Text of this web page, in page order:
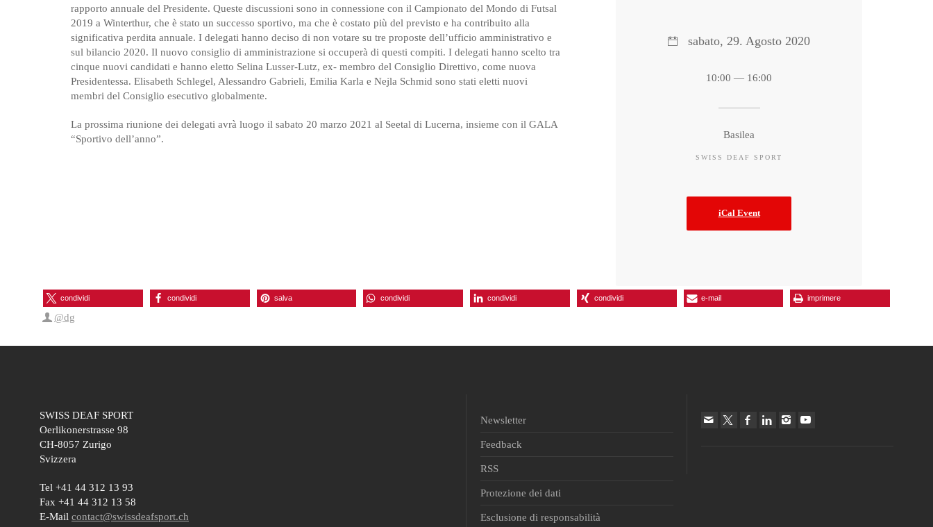
rapporto annuale del Presidente. Queste discussioni sono in connessione con il Campionato del Mondo di Futsal
2019 a Winterthur, che è stato un successo sportivo, ma che è costato più del previsto e ha contribuito alla
significativa perdita annuale. I delegati hanno deciso di non votare su tre proposte dell’ufficio amministrativo e
sul bilancio 2020. Il nuovo consiglio di amministrazione si occuperà di questi compiti. I delegati hanno scelto tra
cinque nuovi candidati e hanno eletto Selina Lusser-Lutz, ex- membro del Consiglio Direttivo, come nuova
Presidentessa. Elisabeth Schlegel, Alessandro Gabrieli, Emilia Karla e Nejla Schmid sono stati eletti nuovi
membri del Consiglio esecutivo globalmente.
La prossima riunione dei delegati avrà luogo il sabato 20 marzo 2021 al Seetal di Lucerna, insieme con il GALA
“Sportivo dell’anno”.
sabato, 29. Agosto 2020
10:00 — 16:00
Basilea
SWISS DEAF SPORT
iCal Event
condividi condividi salva condividi condividi condividi e-mail imprimere
@dg
SWISS DEAF SPORT
Oerlikonerstrasse 98
CH-8057 Zurigo
Svizzera
Tel +41 44 312 13 93
Fax +41 44 312 13 58
E-Mail contact@swissdeafsport.ch
Newsletter
Feedback
RSS
Protezione dei dati
Esclusione di responsabilità